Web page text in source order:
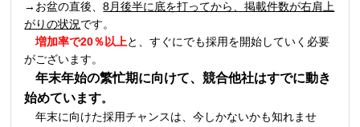
→お盆の直後、8月後半に底を打ってから、掲載件数が右肩上
がりの状況です。
増加率で20％以上と、すぐにでも採用を開始していく必要
がございます。
年末年始の繁忙期に向けて、競合他社はすでに動き
始めています。
年末に向けた採用チャンスは、今しかないかも知れませ